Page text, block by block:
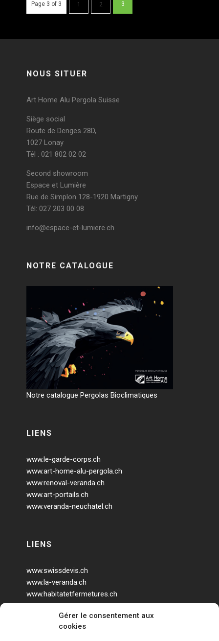
Gérer le consentement aux
cookies
Page 3 of 3 1 2 3
NOUS SITUER
Art Home Alu Pergola Suisse
Siège social
Route de Denges 28D,
1027 Lonay
Tél : 021 802 02 02
Second showroom
Espace et Lumière
Rue de Simplon 128-1920 Martigny
Tél: 027 203 00 08
info@espace-et-lumiere.ch
NOTRE CATALOGUE
Notre catalogue Pergolas Bioclimatiques
LIENS
www.le-garde-corps.ch
www.art-home-alu-pergola.ch
www.renoval-veranda.ch
www.art-portails.ch
www.veranda-neuchatel.ch
LIENS
www.swissdevis.ch
www.la-veranda.ch
www.habitatetfermetures.ch
www.veranda-geneve.ch
www.agrandir-sa-maison.ch
www.veranda-design.ch